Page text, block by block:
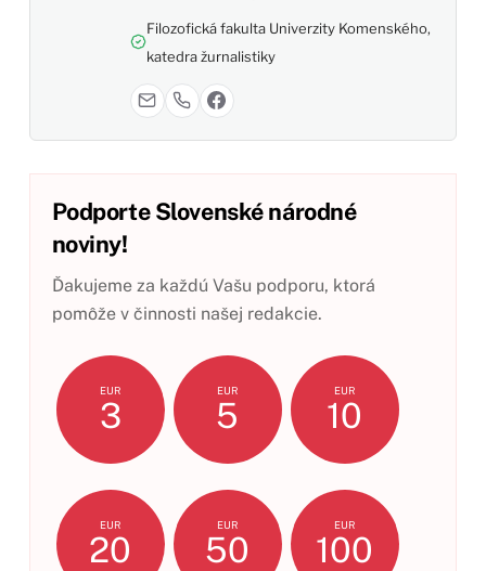
Filozofická fakulta Univerzity Komenského,
katedra žurnalistiky
Podporte Slovenské národné
noviny!
Ďakujeme za každú Vašu podporu, ktorá
pomôže v činnosti našej redakcie.
EUR
3
EUR
5
EUR
10
EUR
20
EUR
50
EUR
100